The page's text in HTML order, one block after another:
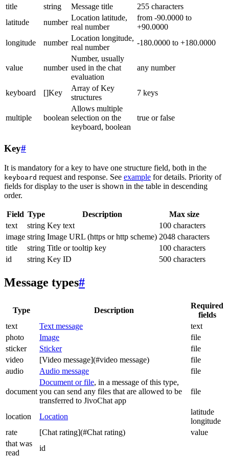
title
string Message title
255 characters
latitude
number
Location latitude,
real number
from -90.0000 to
+90.0000
longitude
number
Location longitude,
real number
-180.0000 to +180.0000
value number
Number, usually
used in the chat
evaluation
any number
keyboard []Key
Array of Key
structures
7 keys
multiple boolean
Allows multiple
selection on the
keyboard, boolean
true or false
Key#
It is mandatory for a key to have one structure field, both in the
keyboard request and response. See example for details. Priority of
fields for display to the user is shown in the table in descending
order.
Field Type Description
Max size
text
string Key text
100 characters
image string Image URL (https or http scheme) 2048 characters
title
string Title or tooltip key
100 characters
id
string Key ID 500 characters
Message types#
Type Description
Required
fields
text
Text message
text
photo
Image
file
sticker
Sticker
file
video
[Video message](#video message)
file
audio
Audio message file
document
Document or file, in a message of this type,
you can send any files that are allowed to be
transferred to JivoChat app
file
location Location
latitude
longitude
rate
[Chat rating](#Chat rating)
value
that was
read
id